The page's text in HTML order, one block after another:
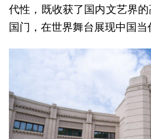
代性， 既收获了国内文艺界的
国 门 ， 在世界舞台展现中 国当